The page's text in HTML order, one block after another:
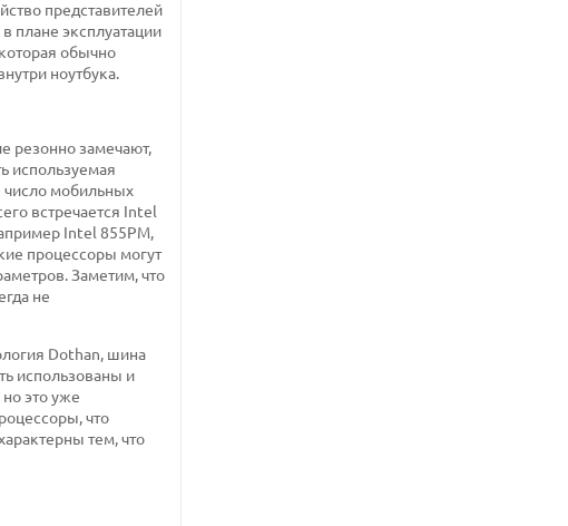
представителей
плане эксплуатации
обычно
ноутбука.
резонно замечают,
используемая
число мобильных
встречается Intel
Intel 855PM,
процессоры могут
Заметим, что
не
Dothan, шина
использованы и
это уже
что
тем, что